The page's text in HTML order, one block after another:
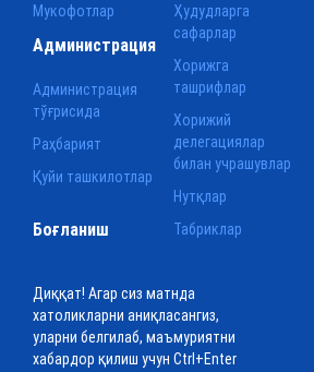
Мукофотлар
Ҳудудларга
сафарлар
Хорижга
ташрифлар
Хорижий
делегациялар
билан учрашувлар
Нутқлар
Табриклар
Администрация
Администрация
тўғрисида
Раҳбарият
Қуйи ташкилотлар
Боғланиш
Диққат! Агар сиз матнда
хатоликларни аниқласангиз,
уларни белгилаб, маъмуриятни
хабардор қилиш учун Ctrl+Enter